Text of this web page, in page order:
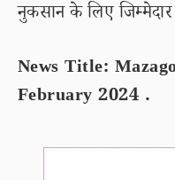
नुकसान के लिए जिम्मेदार
News Title:
February 2024 .